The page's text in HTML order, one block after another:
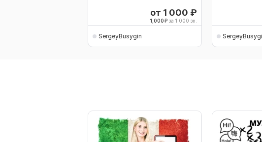
от 1 000 ₽
1,000₽ за 1 000 зн.
SergeyBusygin